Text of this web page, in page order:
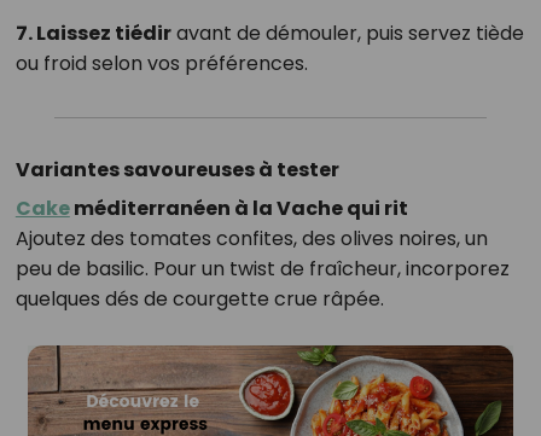
7. Laissez tiédiravant de démouler, puis servez tiède
ou froid selon vos préférences.
Variantes savoureuses à tester
Cakeméditerranéen à la Vache qui rit
Ajoutez des tomates confites, des olives noires, un
peu de basilic. Pour un twist de fraîcheur, incorporez
quelques dés de courgette crue râpée.